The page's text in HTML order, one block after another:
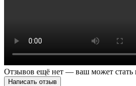
Отзывов ещё нет — ваш может стать
Написать отзыв